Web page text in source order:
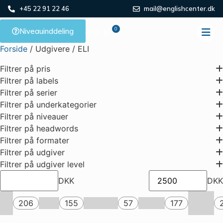
+45 22 91 22 46 mail@englishcenter.dk
0,00 0
ELI
Niveauinddeling
Forside / Udgivere / ELI
Filtrer på pris
Filtrer på labels
Filtrer på serier
Filtrer på underkategorier
Filtrer på niveauer
Filtrer på headwords
Filtrer på formater
Filtrer på udgiver
Filtrer på udgiver level
DKK
DKK
206 155 57 177